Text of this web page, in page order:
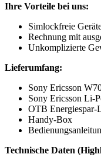
Ihre Vorteile bei uns:
Simlockfreie
Rechnung mit
Unkomplizierte
Lieferumfang:
Sony Ericsson
Sony Ericsson Li-
OTB Energiespar-
Handy-Box
Technische Daten